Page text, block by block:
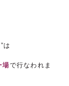
は
場で行なわれま